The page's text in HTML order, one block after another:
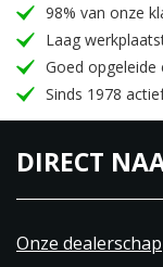
98% van onze
Laag
Goed
Sinds 1978
DIRECT
Onze